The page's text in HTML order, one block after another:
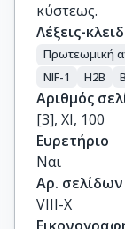
κύστεως.
Λέξεις-
Πρωτεωμική
NIF-1
H2B
Αριθμός
[3], XI, 100
Ευρετήριο
Ναι
Αρ.
VIII-X